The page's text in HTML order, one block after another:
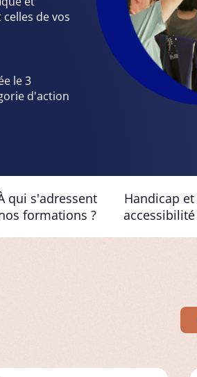
de vos
le 3
d'action
qui s'adressent
formations ?
Handicap et
accessibilité